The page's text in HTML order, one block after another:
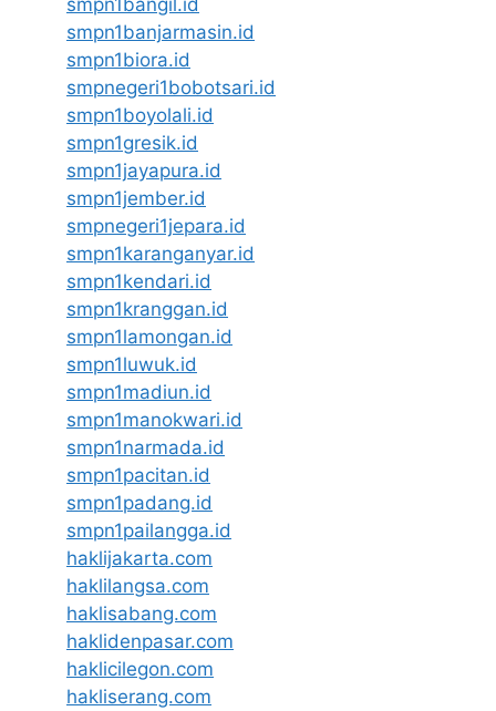
smpn1banjarmasin.id
smpn1biora.id
smpnegeri1bobotsari.id
smpn1boyolali.id
smpn1gresik.id
smpn1jayapura.id
smpn1jember.id
smpnegeri1jepara.id
smpn1karanganyar.id
smpn1kendari.id
smpn1kranggan.id
smpn1lamongan.id
smpn1luwuk.id
smpn1madiun.id
smpn1manokwari.id
smpn1narmada.id
smpn1pacitan.id
smpn1padang.id
smpn1pailangga.id
haklijakarta.com
haklilangsa.com
haklisabang.com
haklidenpasar.com
haklicilegon.com
hakliserang.com